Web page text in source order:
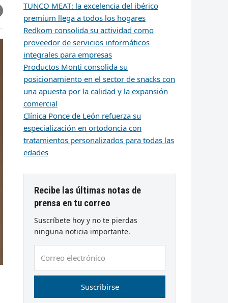
TUNCO MEAT: la excelencia del ibérico
premium llega a todos los hogares
Redkom consolida su actividad como
proveedor de servicios informáticos
integrales para empresas
Productos Monti consolida su
posicionamiento en el sector de snacks con
una apuesta por la calidad y la expansión
comercial
Clínica Ponce de León refuerza su
especialización en ortodoncia con
tratamientos personalizados para todas las
edades
Recibe las últimas notas de
prensa en tu correo
Suscríbete hoy y no te pierdas
ninguna noticia importante.
electrónico
Suscribirse